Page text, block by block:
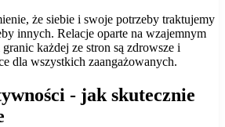
że siebie i swoje potrzeby traktujemy
innych. Relacje oparte na wzajemnym
każdej ze stron są zdrowsze i
dla wszystkich zaangażowanych.
- jak skutecznie